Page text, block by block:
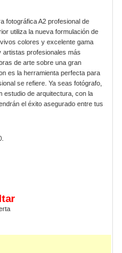
fotográfica A2 profesional de
utiliza la nueva formulación de
colores y excelente gama
artistas profesionales más
de arte sobre una gran
es la herramienta perfecta para
se refiere. Ya seas fotógrafo,
estudio de arquitectura, con la
el éxito asegurado entre tus